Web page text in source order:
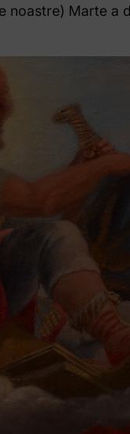
noastre) Marte a